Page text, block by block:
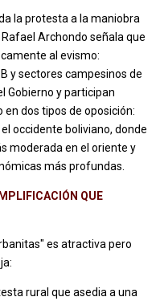
la protesta a la maniobra
Archondo señala que
al evismo:
y sectores campesinos de
Gobierno y participan
dos tipos de oposición:
occidente boliviano, donde
moderada en el oriente y
más profundas.
QUE
es atractiva pero
rural que asedia a una